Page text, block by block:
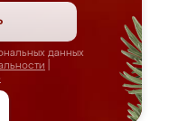
данных